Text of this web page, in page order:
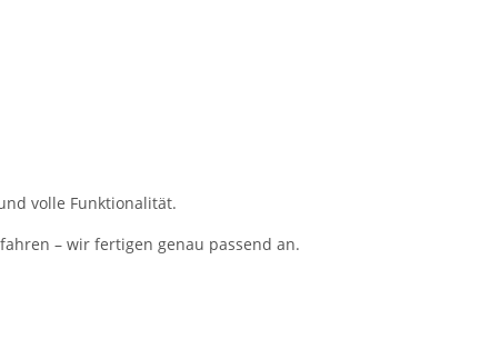
volle Funktionalität.
– wir fertigen genau passend an.